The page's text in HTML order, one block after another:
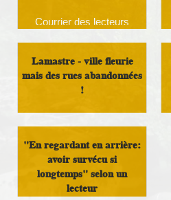
Courrier des lecteurs
Lamastre - ville fleurie
mais des rues abandonnées
!
"En regardant en arrière:
avoir survécu si
longtemps" selon un
lecteur